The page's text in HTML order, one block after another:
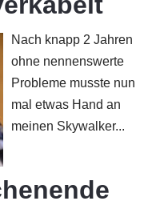
Nach knapp 2 Jahren
ohne nennenswerte
Probleme musste nun
mal etwas Hand an
meinen Skywalker...